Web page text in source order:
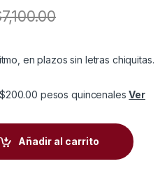
7,100.00
pesos quincenalesVer
quantity
Añadir al carrito